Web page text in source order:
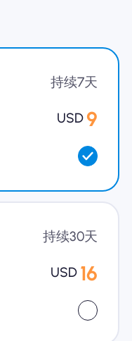
持续7天
USD 9
持续30天
USD 16